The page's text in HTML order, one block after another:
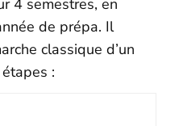
de prépa. Il
classique d’un
: